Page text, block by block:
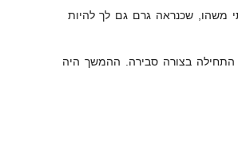
10+ שנים עשיתי משהו, שכנראה גרם גם לך להיות
התחילה בצורה סבירה. ההמשך היה